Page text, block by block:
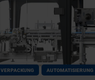
VERPACKUNG AUTOMATISIERUNG